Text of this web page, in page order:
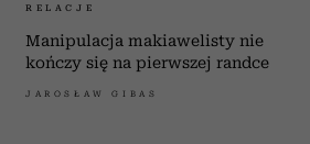
RELACJE
Manipulacja makiawelisty nie
kończy się na pierwszej randce
JAROSŁAW GIBAS